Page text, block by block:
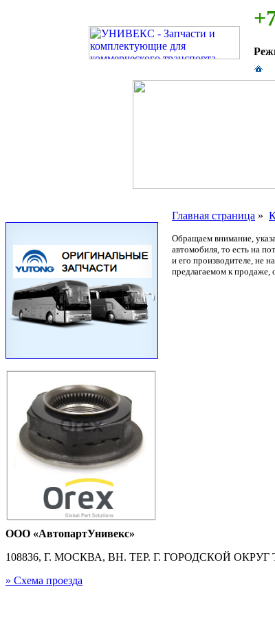
Главная страница »
Обращаем внимание,
автомобиля, то есть на
и его производителе, не
предлагаемом к продаже,
ООО «АвтопартУнивекс»
108836, Г. МОСКВА, ВН. ТЕР. Г. ГОРОДСКОЙ
» Схема проезда